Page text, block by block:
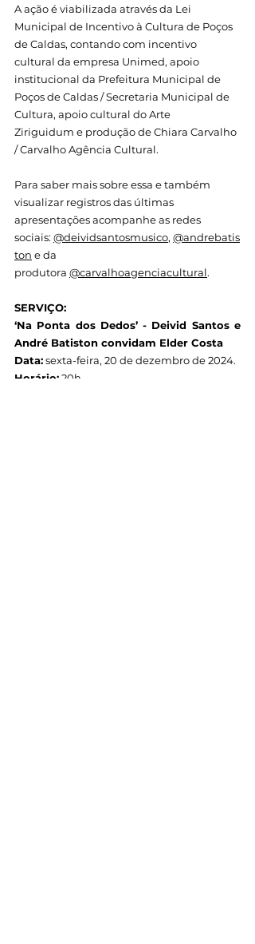
A ação é viabilizada através da Lei
Municipal de Incentivo à Cultura de Poços
de Caldas, contando com incentivo
cultural da empresa Unimed, apoio
institucional da Prefeitura Municipal de
Poços de Caldas / Secretaria Municipal de
Cultura, apoio cultural do Arte
Ziriguidum e produção de Chiara Carvalho
/ Carvalho Agência Cultural.
Para saber mais sobre essa e também
visualizar registros das últimas
apresentações acompanhe as redes
sociais: @deividsantosmusico, @andrebatis
ton e da
produtora @carvalhoagenciacultural.
SERVIÇO:
‘Na Ponta dos Dedos’ - Deivid Santos e
André Batiston convidam Elder Costa
Data: sexta-feira, 20 de dezembro de 2024.
Horário: 20h